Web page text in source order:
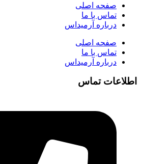
صفحه اصلی
تماس با ما
درباره آرمیداس
صفحه اصلی
تماس با ما
درباره آرمیداس
اطلاعات تماس